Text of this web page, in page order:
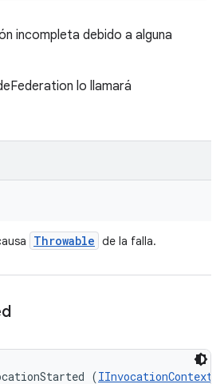
incompleta debido a alguna
lo llamará
Throwable de la falla.
(IInvocationContext